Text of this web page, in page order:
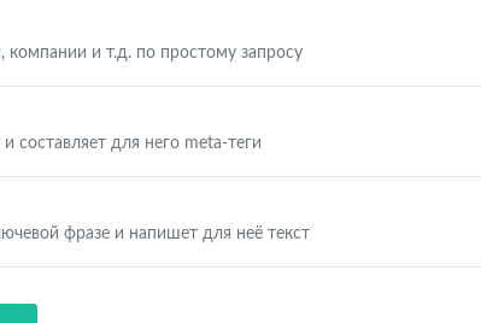
компании и т.д. по простому запросу
составляет для него meta-теги
фразе и напишет для неё текст